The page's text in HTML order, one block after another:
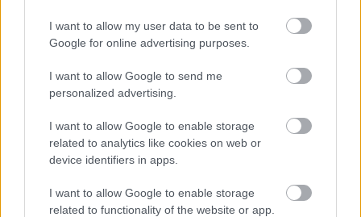
I want to allow my user data to be sent to
Google for online advertising purposes.
I want to allow Google to send me
personalized advertising.
I want to allow Google to enable storage
related to analytics like cookies on web or
device identifiers in apps.
I want to allow Google to enable storage
related to functionality of the website or app.
HIRDETÉS
HIRDETÉS
HIRDETÉS
LEGOLVASOTTABB